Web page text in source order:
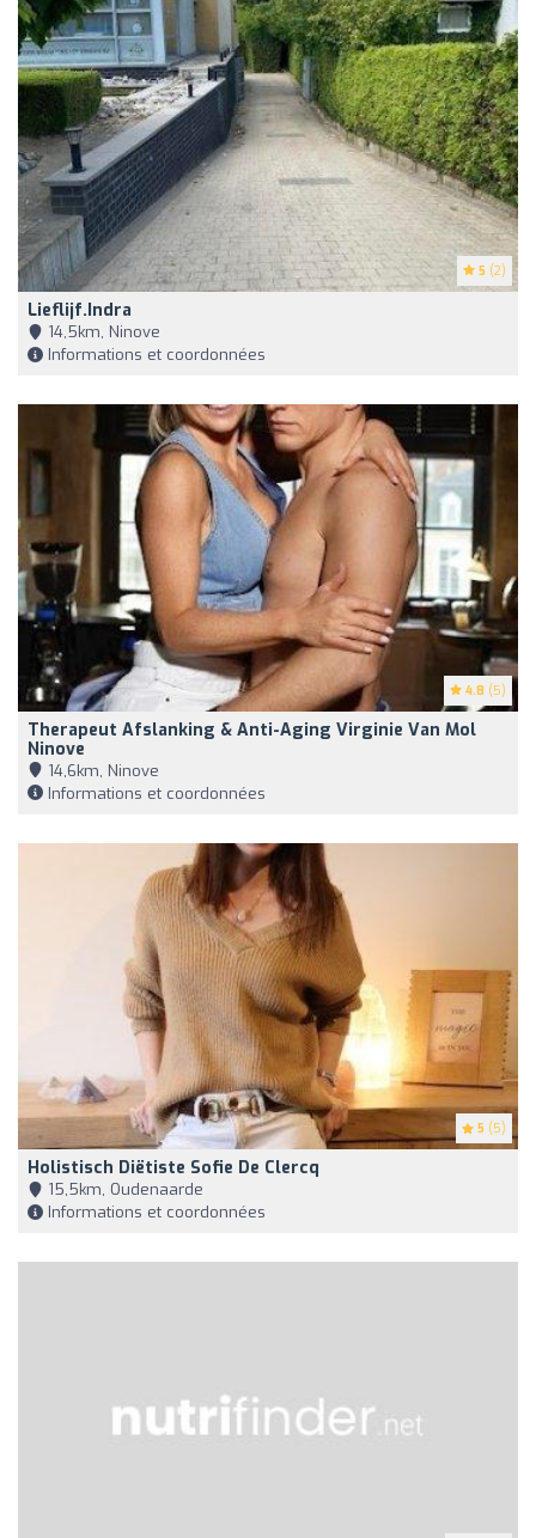
5 (2)
Lieflijf.indra
14,5km, Ninove
Informations et coordonnées
4.8 (5)
Therapeut Afslanking & Anti-Aging Virginie Van Mol
Ninove
14,6km, Ninove
Informations et coordonnées
5 (5)
Holistisch Diëtiste Sofie De Clercq
15,5km, Oudenaarde
Informations et coordonnées